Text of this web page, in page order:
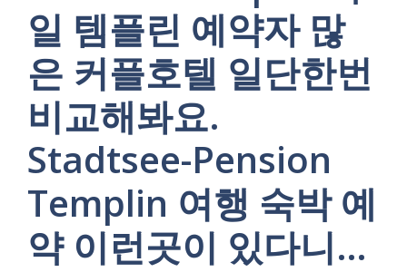
일 템플린 예약자 많
은 커플호텔 일단한번
비교해봐요.
Stadtsee-Pension
Templin 여행 숙박 예
약 이런곳이 있다니…